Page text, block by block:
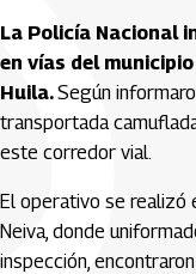
La Policía Nacional
en vías del
Huila.Según
transportada
este corredor vial.
El operativo se realizó
Neiva, donde
inspección,